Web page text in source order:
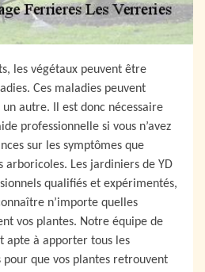
les végétaux peuvent être
Ces maladies peuvent
autre. Il est donc nécessaire
professionnelle si vous n’avez
sur les symptômes que
arboricoles. Les jardiniers de YD
qualifiés et expérimentés,
n’importe quelles
vos plantes. Notre équipe de
apte à apporter tous les
que vos plantes retrouvent